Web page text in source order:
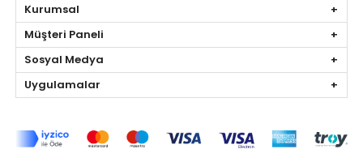
Kurumsal
Müşteri Paneli
Sosyal Medya
Uygulamalar